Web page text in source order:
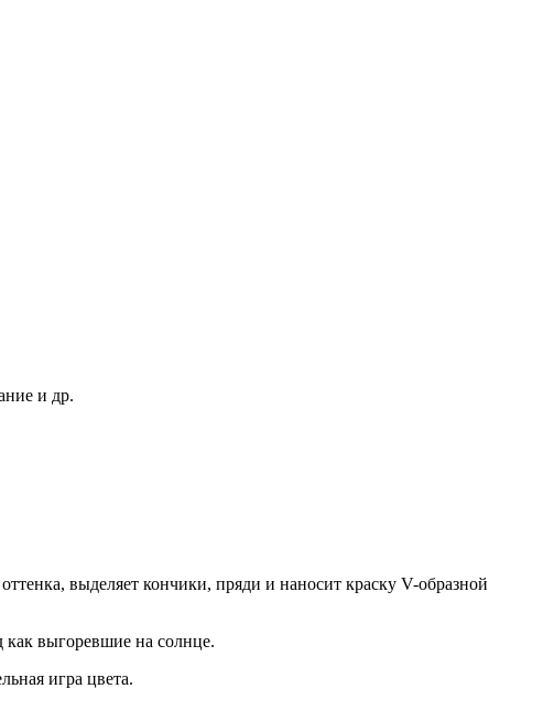
и др.
выделяет кончики, пряди и наносит краску V-образной
как выгоревшие на солнце.
игра цвета.